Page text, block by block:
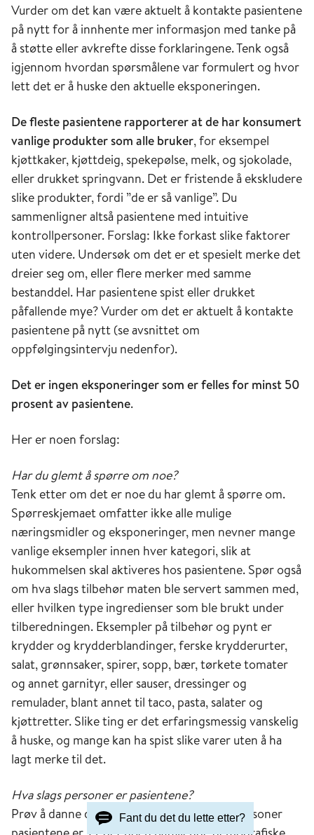
Vurder om det kan være aktuelt å kontakte pasientene
på nytt for å innhente mer informasjon med tanke på
å støtte eller avkrefte disse forklaringene. Tenk også
igjennom hvordan spørsmålene var formulert og hvor
lett det er å huske den aktuelle eksponeringen.
De fleste pasientene rapporterer at de har konsumert
vanlige produkter som alle bruker, for eksempel
kjøttkaker, kjøttdeig, spekepølse, melk, og sjokolade,
eller drukket springvann. Det er fristende å ekskludere
slike produkter, fordi ”de er så vanlige”. Du
sammenligner altså pasientene med intuitive
kontrollpersoner. Forslag: Ikke forkast slike faktorer
uten videre. Undersøk om det er et spesielt merke det
dreier seg om, eller flere merker med samme
bestanddel. Har pasientene spist eller drukket
påfallende mye? Vurder om det er aktuelt å kontakte
pasientene på nytt (se avsnittet om
oppfølgingsintervju nedenfor).
Det er ingen eksponeringer som er felles for minst 50
prosent av pasientene.
Her er noen forslag:
Har du glemt å spørre om noe?
Tenk etter om det er noe du har glemt å spørre om.
Spørreskjemaet omfatter ikke alle mulige
næringsmidler og eksponeringer, men nevner mange
vanlige eksempler innen hver kategori, slik at
hukommelsen skal aktiveres hos pasientene. Spør også
om hva slags tilbehør maten ble servert sammen med,
eller hvilken type ingredienser som ble brukt under
tilberedningen. Eksempler på tilbehør og pynt er
krydder og krydderblandinger, ferske krydderurter,
salat, grønnsaker, spirer, sopp, bær, tørkete tomater
og annet garnityr, eller sauser, dressinger og
remulader, blant annet til taco, pasta, salater og
kjøttretter. Slike ting er det erfaringsmessig vanskelig
å huske, og mange kan ha spist slike varer uten å ha
lagt merke til det.
Hva slags personer er pasientene?
Prøv å danne deg et inntrykk av hva slags personer
Fant du det du lette etter?